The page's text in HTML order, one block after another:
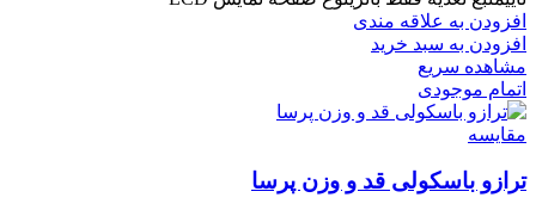
افزودن به علاقه مندی
افزودن به سبد خرید
مشاهده سریع
اتمام موجودی
مقایسه
ترازو باسکولی قد و وزن پرسا